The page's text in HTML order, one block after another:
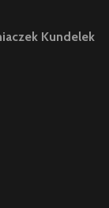
Kundelek